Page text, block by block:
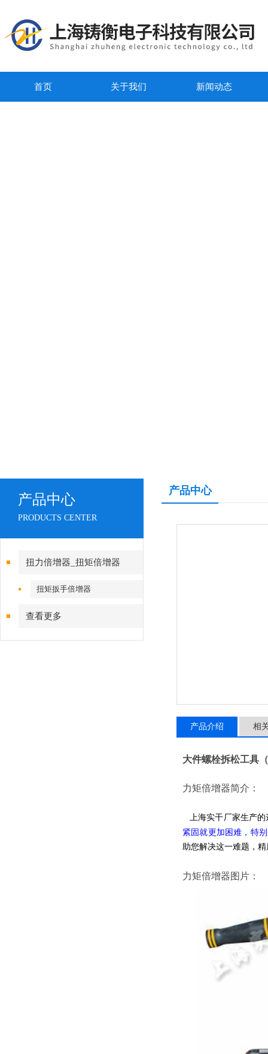
首页 关于我们 新闻动态
产品中心
PRODUCTS CENTER
扭力倍增器_扭矩倍增器
扭矩扳手倍增器
查看更多
产品中心
产品介绍 相
大件螺栓拆松工具
力矩倍增器简介：
上海实干厂家生产的
紧固就更加困难，特
助您解决这一难题，
力矩倍增器图片：